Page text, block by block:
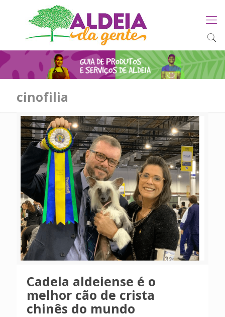
cinofilia
Cadela aldeiense é o
melhor cão de crista
chinês do mundo